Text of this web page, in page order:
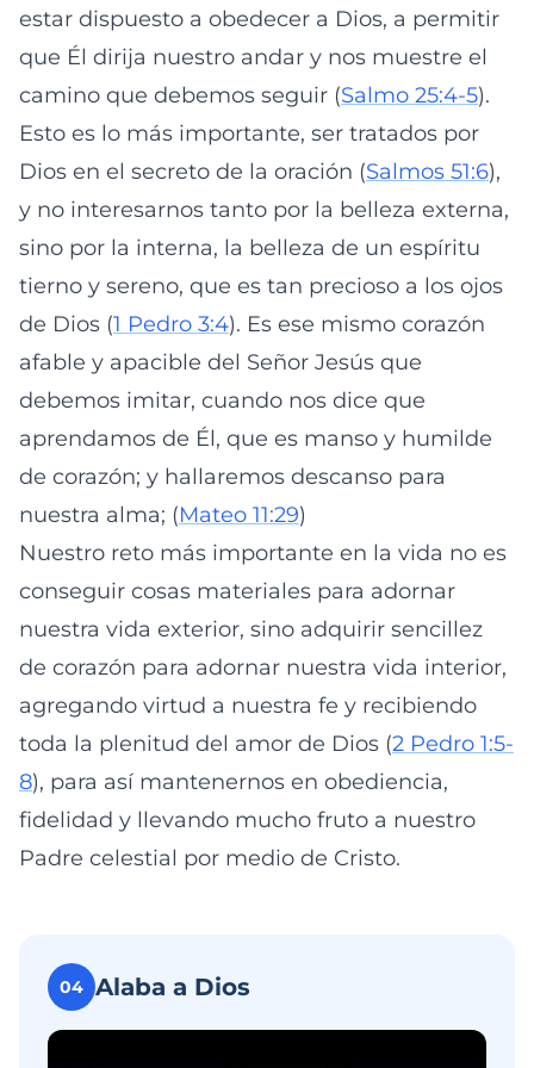
estar dispuesto a obedecer a Dios, a permitir
que Él dirija nuestro andar y nos muestre el
camino que debemos seguir (Salmo 25:4-5).
Esto es lo más importante, ser tratados por
Dios en el secreto de la oración (Salmos 51:6),
y no interesarnos tanto por la belleza externa,
sino por la interna, la belleza de un espíritu
tierno y sereno, que es tan precioso a los ojos
de Dios (1 Pedro 3:4). Es ese mismo corazón
afable y apacible del Señor Jesús que
debemos imitar, cuando nos dice que
aprendamos de Él, que es manso y humilde
de corazón; y hallaremos descanso para
nuestra alma; (Mateo 11:29)
Nuestro reto más importante en la vida no es
conseguir cosas materiales para adornar
nuestra vida exterior, sino adquirir sencillez
de corazón para adornar nuestra vida interior,
agregando virtud a nuestra fe y recibiendo
toda la plenitud del amor de Dios (2 Pedro 1:5-
8), para así mantenernos en obediencia,
fidelidad y llevando mucho fruto a nuestro
Padre celestial por medio de Cristo.
04 Alaba a Dios